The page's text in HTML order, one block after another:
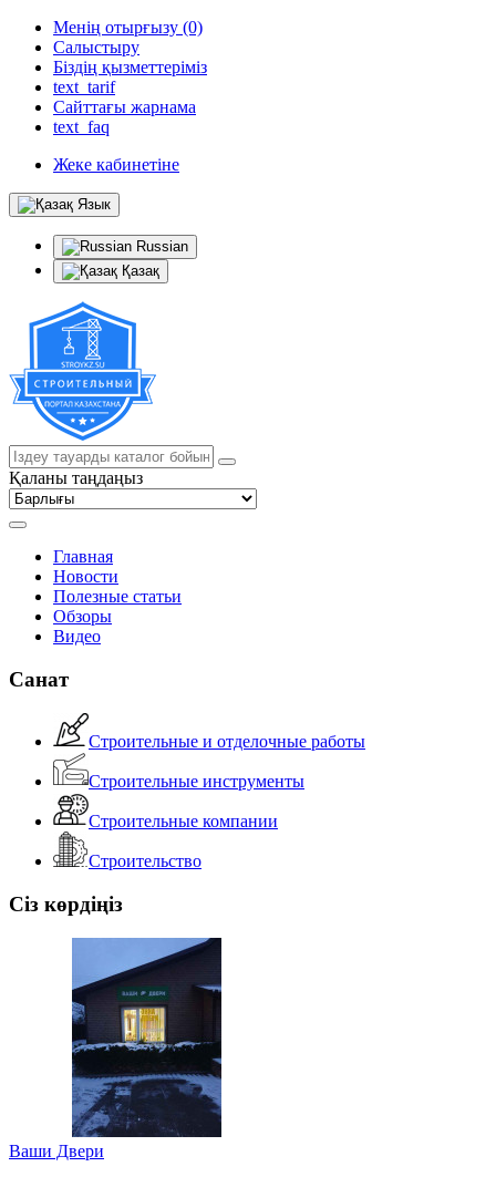
Менің отырғызу (0)
Салыстыру
Біздің қызметтеріміз
text_tarif
Сайттағы жарнама
text_faq
Жеке кабинетіне
Язык
Russian
Қазақ
Қаланы таңдаңыз
Главная
Новости
Полезные статьи
Обзоры
Видео
Санат
Строительные и отделочные работы
Строительные инструменты
Строительные компании
Строительство
Сіз көрдіңіз
Ваши Двери